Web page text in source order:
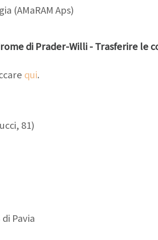
(AMaRAM Aps)
di Prader-Willi - Trasferire le
qui.
81)
Pavia